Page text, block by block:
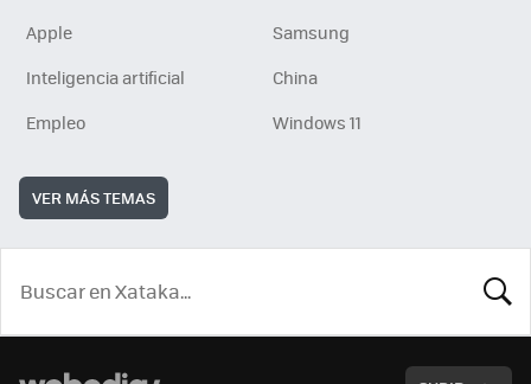
Apple
Samsung
Inteligencia artificial
China
Empleo
Windows 11
VER MÁS TEMAS